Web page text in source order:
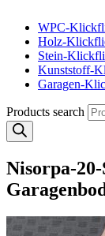
WPC-
Holz-
Stein-
Kunststoff-
Garagen-
Products search
Nisorpa-